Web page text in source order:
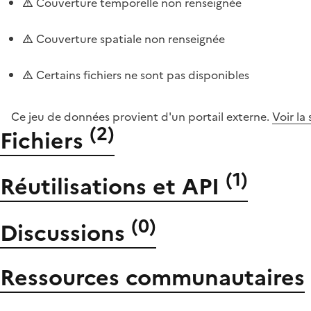
Couverture spatiale non renseignée
Certains fichiers ne sont pas disponibles
Ce jeu de données provient d'un portail externe. Voir la
Fichiers (2)
Réutilisations et API (1)
Discussions (0)
Ressources communautaires